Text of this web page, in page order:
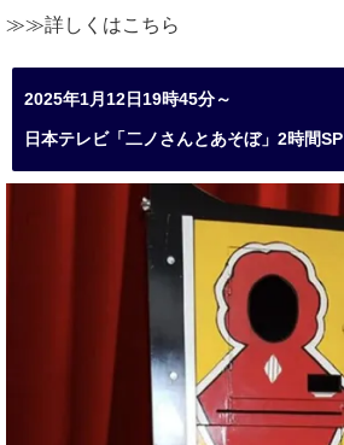
≫≫詳しくはこちら
2025年1月12日19時45分～
日本テレビ「二ノさんとあそぼ」2時間SP